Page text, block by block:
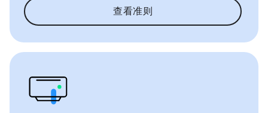
查看准则